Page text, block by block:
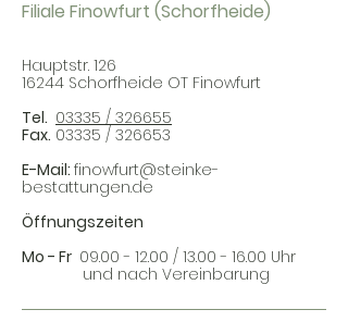
Filiale Finowfurt (Schorfheide)
Hauptstr. 126
16244 Schorfheide OT Finowfurt
Tel. 03335 / 326655
Fax. 03335 / 326653
E-Mail: finowfurt@steinke-
bestattungen.de
Öffnungszeiten
Mo - Fr 09.00 - 12.00 / 13.00 - 16.00 Uhr
und nach Vereinbarung